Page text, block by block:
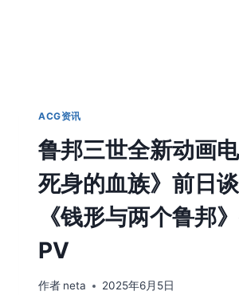
ACG资讯
鲁邦三世全新动画
死身的血族》前日
《钱形与两个鲁邦
PV
作者 neta 2025年6月5日